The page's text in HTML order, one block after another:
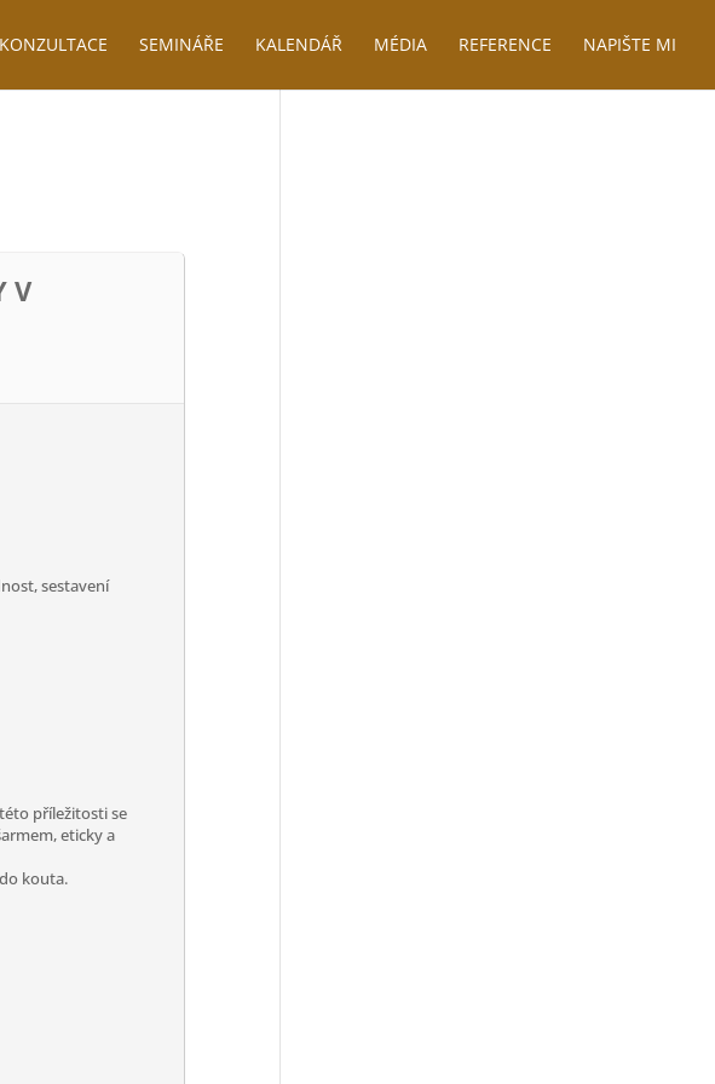
KONZULTACE SEMINÁŘE KALENDÁŘ MÉDIA REFERENCE NAPIŠTE MI
V
sestavení
příležitosti se
eticky a
kouta.